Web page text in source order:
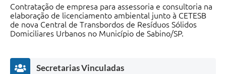
Contratação de empresa para assessoria e consultoria na
elaboração de licenciamento ambiental junto à CETESB
de nova Central de Transbordos de Resíduos Sólidos
Domiciliares Urbanos no Município de Sabino/SP.
Secretarias Vinculadas